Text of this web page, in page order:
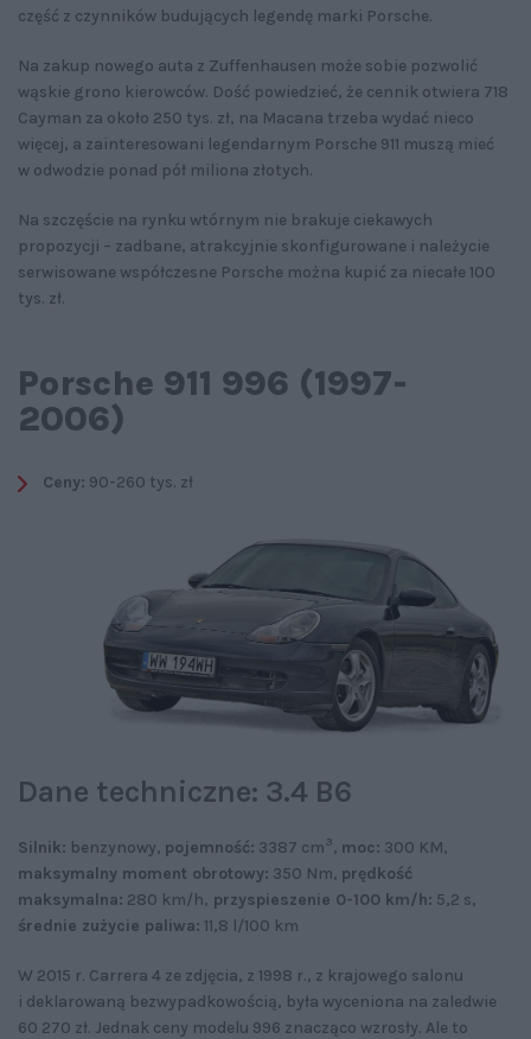
część z czynników budujących legendę marki Porsche.
Na zakup nowego auta z Zuffenhausen może sobie pozwolić
wąskie grono kierowców. Dość powiedzieć, że cennik otwiera 718
Cayman za około 250 tys. zł, na Macana trzeba wydać nieco
więcej, a zainteresowani legendarnym Porsche 911 muszą mieć
w odwodzie ponad pół miliona złotych.
Na szczęście na rynku wtórnym nie brakuje ciekawych
propozycji – zadbane, atrakcyjnie skonfigurowane i należycie
serwisowane współczesne Porsche można kupić za niecałe 100
tys. zł.
Porsche 911 996 (1997-
2006)
Ceny: 90-260 tys. zł
Dane techniczne: 3.4 B6
Silnik: benzynowy, pojemność: 3387 cm3, moc: 300 KM,
maksymalny moment obrotowy: 350 Nm, prędkość
maksymalna: 280 km/h, przyspieszenie 0-100 km/h: 5,2 s,
średnie zużycie paliwa: 11,8 l/100 km
W 2015 r. Carrera 4 ze zdjęcia, z 1998 r., z krajowego salonu
i deklarowaną bezwypadkowością, była wyceniona na zaledwie
60 270 zł. Jednak ceny modelu 996 znacząco wzrosły. Ale to